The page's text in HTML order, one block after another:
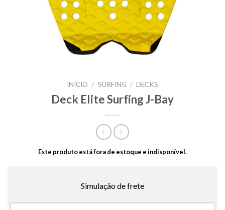
INÍCIO / SURFING / DECKS
Deck Elite Surfing J-Bay
Este produto está fora de estoque e indisponível.
Simulação de frete